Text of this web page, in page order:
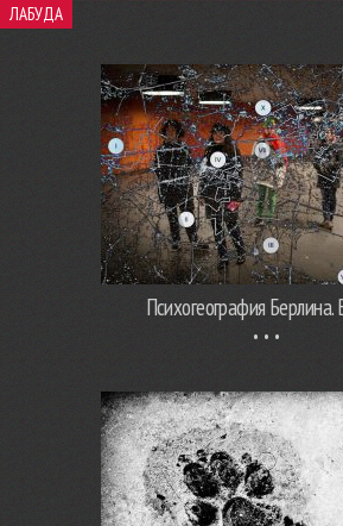
ЛАБУДА
Психогеография Берлина.